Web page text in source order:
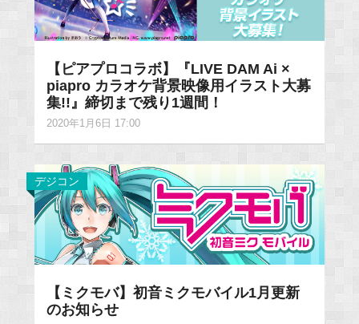
【ピアプロコラボ】『LIVE DAM Ai ×
piapro カラオケ背景映像用イラスト大募
集!!』締切まで残り1週間！
2020年1月6日 17:00
デジコン
【ミクモバ】初音ミクモバイル1月更新
のお知らせ